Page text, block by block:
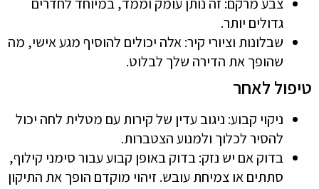
גדולים יותר.
שבלונות וציורי קיר: אלה יכולים להוסיף מגע אישי, מה
שהופך את הדירה שלך לבלוט.
טיפול לאחר
ניקוי קבוע: ניגוב עדין של קירות עם מטלית לחה יכול
להסיר לכלוך ולמנוע הצטברות.
בדוק אם יש נזק: בדוק באופן קבוע עבור סימני קילוף,
סתתים או צמיחת עובש. זיהוי מוקדם הופך את התיקון